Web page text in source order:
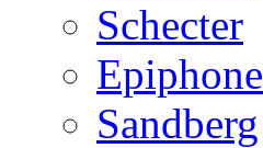
Schecter
Epiphone
Sandberg